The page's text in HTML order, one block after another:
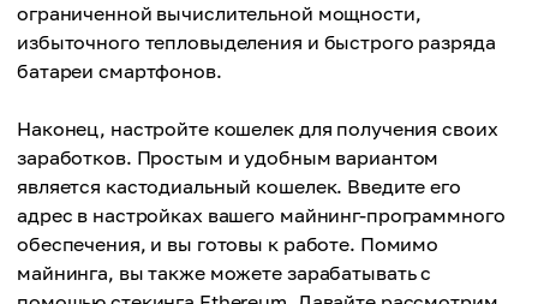
ограниченной вычислительной мощности,
избыточного тепловыделения и быстрого разряда
батареи смартфонов.
Наконец, настройте кошелек для получения своих
заработков. Простым и удобным вариантом
является кастодиальный кошелек. Введите его
адрес в настройках вашего майнинг-программного
обеспечения, и вы готовы к работе. Помимо
майнинга, вы также можете зарабатывать с